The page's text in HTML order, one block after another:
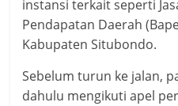
instansi terkait seperti
Pendapatan Daerah
Kabupaten Situbondo.
Sebelum turun ke jalan,
dahulu mengikuti apel